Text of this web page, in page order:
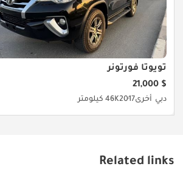
تويوتا فورتونر
$ 21,000
دبي أخرى201746K كيلومتر
Related links
الحساسة، مما يجعلها واحدة من أكثر السيارات
الصحراء.
الخلاصة
هذه السيارة هي الخيار المثالي للمغامرين الذين لا
المواصفات يعني أنك اقتنيت أسطورة حية
لعقود في أقسى الظروف الخليجية.